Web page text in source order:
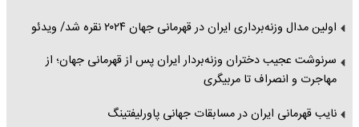
اولین مدال وزنه‌برداری ایران در قهرمانی جهان ۲۰۲۴ نقره شد/ ویدئو
سرنوشت عجیب دختران وزنه‌بردار ایران پس از قهرمانی جهان؛ از
مهاجرت و انصراف تا مربیگری
نایب قهرمانی ایران در مسابقات جهانی پاورلیفتینگ